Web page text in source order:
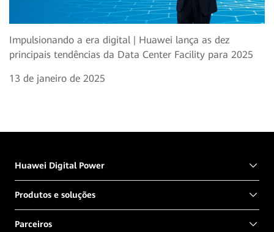
Impulsionando a era digital | Huawei lança as dez
principais tendências da Data Center Facility para 2025
13 de janeiro de 2025
Huawei Digital Power
Produtos e soluções
Parceiros